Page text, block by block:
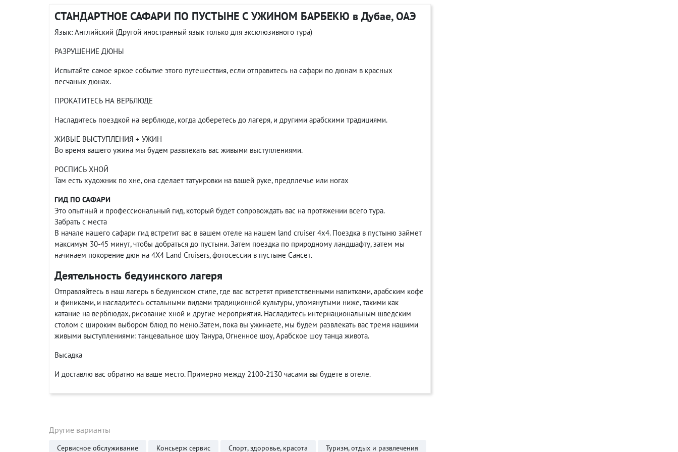
СТАНДАРТНОЕ САФАРИ ПО ПУСТЫНЕ С УЖИНОМ БАРБЕКЮ в Дубае, ОАЭ
Язык: Английский (Другой иностранный язык только для эксклюзивного тура)
РАЗРУШЕНИЕ ДЮНЫ
Испытайте самое яркое событие этого путешествия, если отправитесь на сафари по дюнам в красных
песчаных дюнах.
ПРОКАТИТЕСЬ НА ВЕРБЛЮДЕ
Насладитесь поездкой на верблюде, когда доберетесь до лагеря, и другими арабскими традициями.
ЖИВЫЕ ВЫСТУПЛЕНИЯ + УЖИН
Во время вашего ужина мы будем развлекать вас живыми выступлениями.
РОСПИСЬ ХНОЙ
Там есть художник по хне, она сделает татуировки на вашей руке, предплечье или ногах
ГИД ПО САФАРИ
Это опытный и профессиональный гид, который будет сопровождать вас на протяжении всего тура.
Забрать с места
В начале нашего сафари гид встретит вас в вашем отеле на нашем land cruiser 4x4. Поездка в пустыню займет
максимум 30-45 минут, чтобы добраться до пустыни. Затем поездка по природному ландшафту, затем мы
начинаем покорение дюн на 4X4 Land Cruisers, фотосессии в пустыне Сансет.
Деятельность бедуинского лагеря
Отправляйтесь в наш лагерь в бедуинском стиле, где вас встретят приветственными напитками, арабским кофе
и финиками, и насладитесь остальными видами традиционной культуры, упомянутыми ниже, такими как
катание на верблюдах, рисование хной и другие мероприятия. Насладитесь интернациональным шведским
столом с широким выбором блюд по меню.Затем, пока вы ужинаете, мы будем развлекать вас тремя нашими
живыми выступлениями: танцевальное шоу Танура, Огненное шоу, Арабское шоу танца живота.
Высадка
И доставлю вас обратно на ваше место. Примерно между 2100-2130 часами вы будете в отеле.
Другие варианты
Сервисное обслуживание Консьерж сервис Спорт, здоровье, красота Туризм, отдых и развлечения